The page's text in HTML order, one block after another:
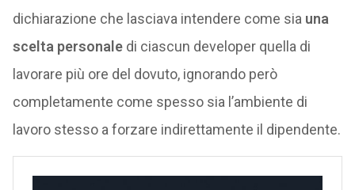
dichiarazione che lasciava intendere come sia una
scelta personaledi ciascun developer quella di
lavorare più ore del dovuto, ignorando però
completamente come spesso sia l’ambiente di
lavoro stesso a forzare indirettamente il dipendente.